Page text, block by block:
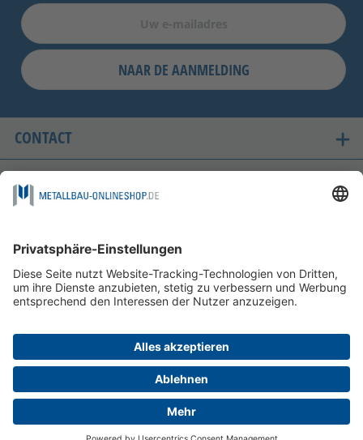
NAAR DE AANMELDING
CONTACT
ONZE LANDEN VAN LEVERING
FOLGEN SIE UNS AUF
BETAALMOGELIJKHEDEN
HELP EN SERVICE
2026MDR Metallbau Onlineshop GmbH